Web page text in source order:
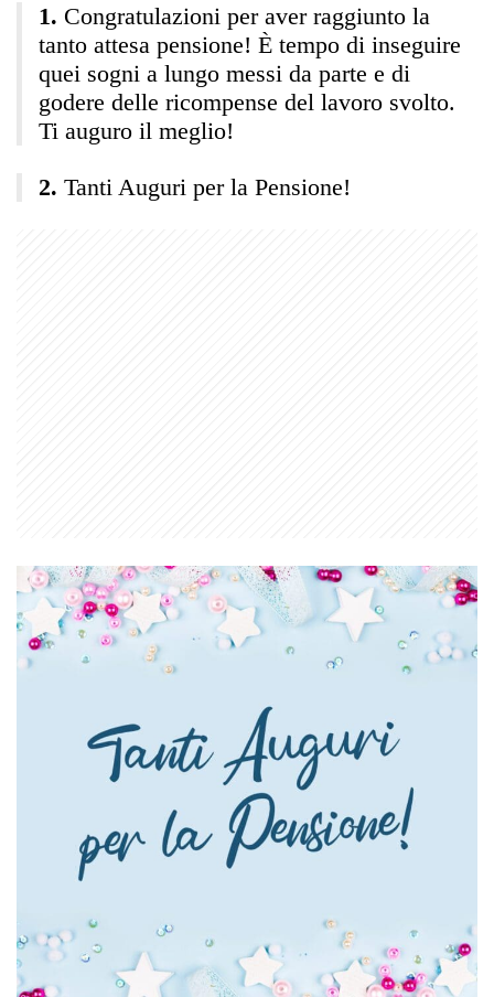
Congratulazioni per aver raggiunto la
tanto attesa pensione! È tempo di inseguire
quei sogni a lungo messi da parte e di
godere delle ricompense del lavoro svolto.
Ti auguro il meglio!
Tanti Auguri per la Pensione!